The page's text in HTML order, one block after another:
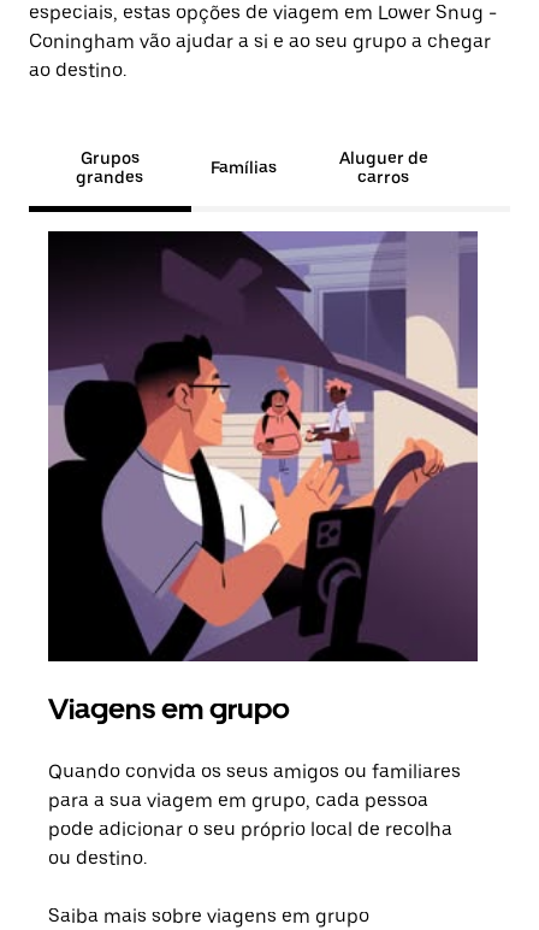
especiais, estas opções de viagem em Lower Snug -
Coningham vão ajudar a si e ao seu grupo a chegar
ao destino.
Grupos
grandes
Famílias
Aluguer de
carros
Viagens em grupo
Quando convida os seus amigos ou familiares
para a sua viagem em grupo, cada pessoa
pode adicionar o seu próprio local de recolha
ou destino.
Saiba mais sobre viagens em grupo